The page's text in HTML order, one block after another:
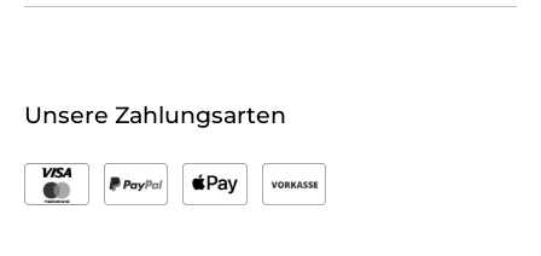
Unsere Zahlungsarten